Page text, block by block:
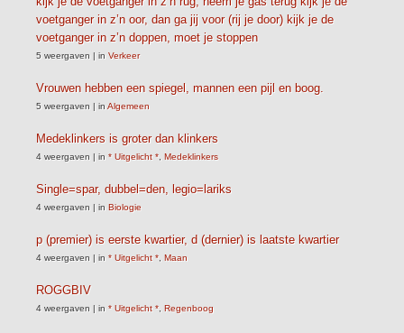
voetganger in z’n oor, dan ga jij voor (rij je door) kijk je de
voetganger in z’n doppen, moet je stoppen
5 weergaven | in Verkeer
Vrouwen hebben een spiegel, mannen een pijl en boog.
5 weergaven | in Algemeen
Medeklinkers is groter dan klinkers
4 weergaven | in * Uitgelicht * Medeklinkers
Single=spar, dubbel=den, legio=lariks
4 weergaven | in Biologie
p (premier) is eerste kwartier, d (dernier) is laatste kwartier
4 weergaven | in * Uitgelicht * Maan
ROGGBIV
4 weergaven | in * Uitgelicht * Regenboog